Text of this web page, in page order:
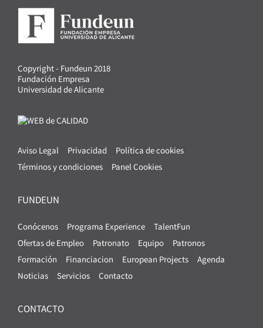
Copyright - Fundeun 2018
Fundación Empresa
Universidad de Alicante
Aviso Legal Privacidad
Política de cookies
Términos y condiciones
Panel Cookies
FUNDEUN
Conócenos Programa Experience
TalentFun
Ofertas de Empleo
Patronato Equipo
Patronos
Formación
Financiacion European Projects
Agenda
Noticias
Servicios Contacto
CONTACTO